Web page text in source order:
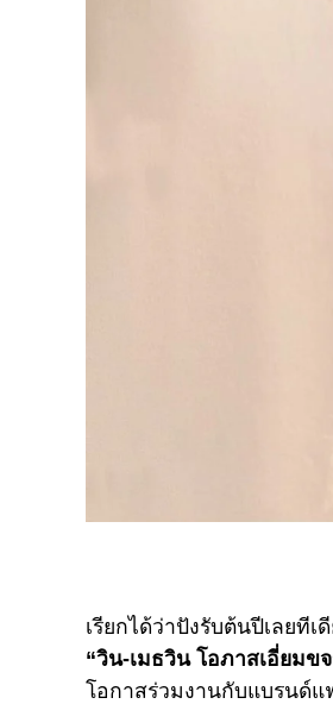
เรียกได้ว่าปังรับต้นปีเลยที
“วิน-เมธวิน โอภาสเอี่ยมขจ
โอกาสร่วมงานกับแบรนด์